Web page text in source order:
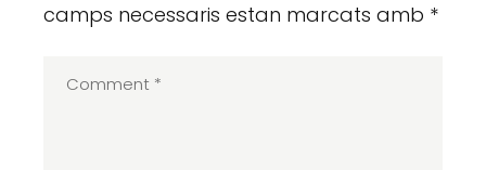
camps necessaris estan marcats amb *